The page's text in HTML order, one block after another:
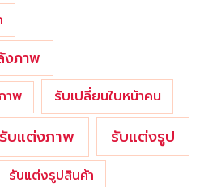
งภาพ
าพ รับเปลี่ยนใบหน้าคน
รับแต่งภาพ รับแต่งรูป
รับแต่งรูปสินค้า